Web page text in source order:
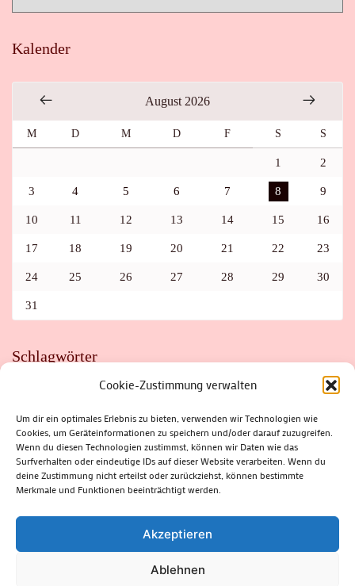
Cookie-Zustimmung verwalten
Um dir ein optimales Erlebnis zu bieten, verwenden wir Technologien wie
Cookies, um Geräteinformationen zu speichern und/oder darauf zuzugreifen.
Wenn du diesen Technologien zustimmst, können wir Daten wie das
Surfverhalten oder eindeutige IDs auf dieser Website verarbeiten. Wenn du
deine Zustimmung nicht erteilst oder zurückziehst, können bestimmte
Merkmale und Funktionen beeinträchtigt werden.
Akzeptieren
Ablehnen
Kalender
August 2026
M D M D F S S
1 2
3 4 5 6 7 8 9
10 11 12 13 14 15 16
17 18 19 20 21 22 23
24 25 26 27 28 29 30
31
Schlagwörter
FAHRRAD
FLOHMARKT FOLK GEWINNSPIEL
HITZE
HITZEFALLE AUTO
IRISH DANCE JAZZ
KABARETT
KINDER
KIRMES KLASSIK
KLEINE SUHLER REIHE
KRIMI
KULTUR LESUNG LOTTO
MEININGEN
PARASITEN
PILZE SCHLEUSINGEN
SCHULWEG
SOMMERFERIEN
SPORT SRH
STADTFEST
STADTMARKETING
STRASSENSPERRUNG
SUHL
SUHLER FRÜHLING
SUHLER STADTMARKETING
THÜRINGER WALD
ZELLA-MEHLIS